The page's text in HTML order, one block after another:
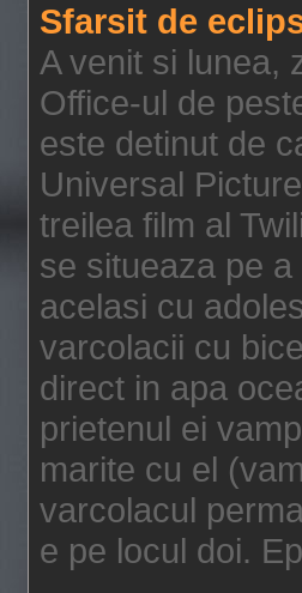
Sfarsit de
A venit si lunea,
Office-ul de
este detinut de
Universal
treilea film al
se situeaza pe
acelasi cu
varcolacii cu
direct in apa
prietenul ei
marite cu el
varcolacul
e pe locul doi.